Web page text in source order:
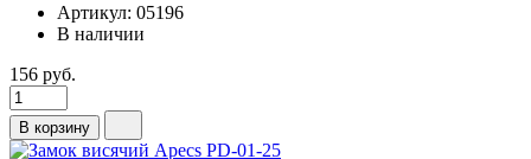
Артикул: 05196
В наличии
156 руб.
В корзину